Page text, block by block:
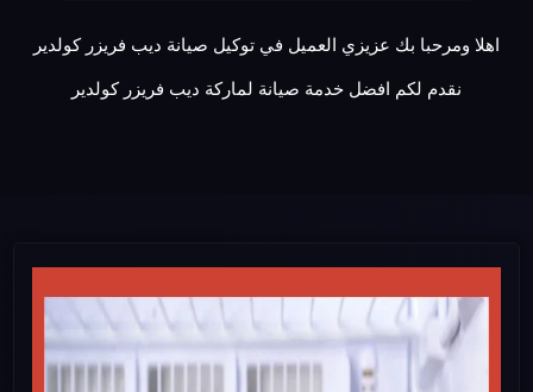
اهلا ومرحبا بك عزيزي العميل في توكيل صيانة ديب فريزر كولدير
نقدم لكم افضل خدمة صيانة لماركة ديب فريزر كولدير